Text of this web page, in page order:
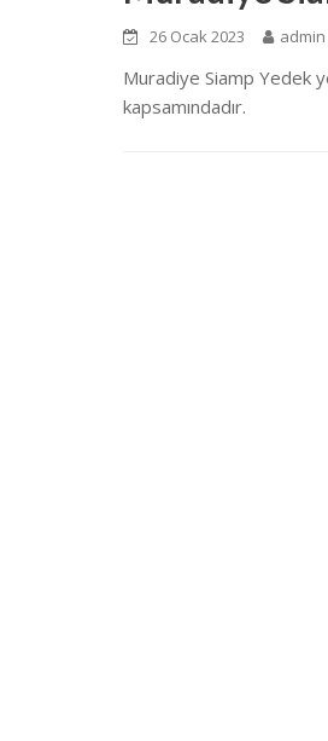
26 Ocak 2023 admin
Muradiye Siamp Yedek
kapsamındadır.